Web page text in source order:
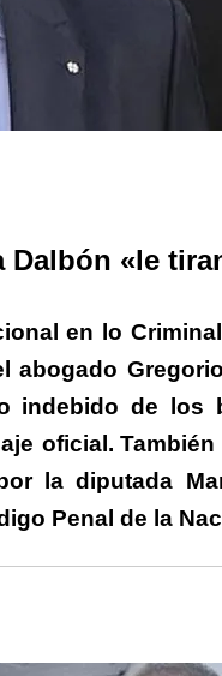
Dalbón «le
en lo
abogado
indebido de los
oficial.
la diputada
Penal de la